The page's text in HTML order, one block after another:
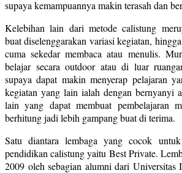
supaya kemampuannya makin terasah dan
Kelebihan lain dari metode calistung
buat diselenggarakan variasi kegiatan,
cuma sekedar membaca atau menulis.
belajar secara outdoor atau di luar
supaya dapat makin menyerap pelajaran
kegiatan yang lain ialah dengan bernyanyi
lain yang dapat membuat pembelajaran
berhitung jadi lebih gampang buat di terima.
Satu diantara lembaga yang cocok
pendidikan calistung yaitu Best Private.
2009 oleh sebagian alumni dari Universitas